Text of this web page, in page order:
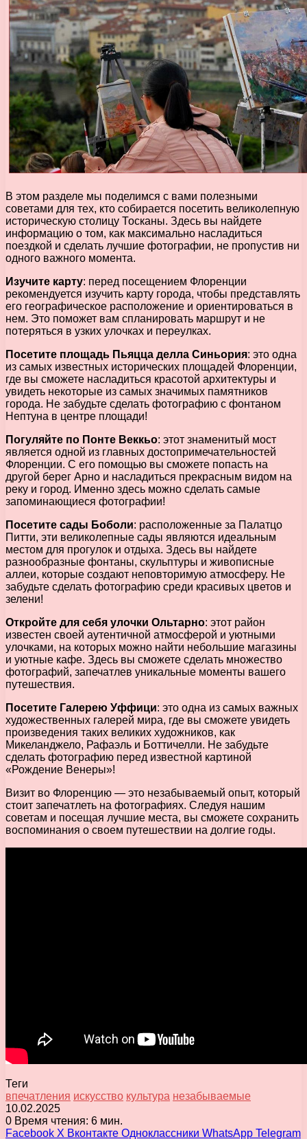
В этом разделе мы поделимся с вами полезными
советами для тех, кто собирается посетить великолепную
историческую столицу Тосканы. Здесь вы найдете
информацию о том, как максимально насладиться
поездкой и сделать лучшие фотографии, не пропустив ни
одного важного момента.
Изучите карту: перед посещением Флоренции
рекомендуется изучить карту города, чтобы представлять
его географическое расположение и ориентироваться в
нем. Это поможет вам спланировать маршрут и не
потеряться в узких улочках и переулках.
Посетите площадь Пьяцца делла Синьория: это одна
из самых известных исторических площадей Флоренции,
где вы сможете насладиться красотой архитектуры и
увидеть некоторые из самых значимых памятников
города. Не забудьте сделать фотографию с фонтаном
Нептуна в центре площади!
Погуляйте по Понте Веккьо: этот знаменитый мост
является одной из главных достопримечательностей
Флоренции. С его помощью вы сможете попасть на
другой берег Арно и насладиться прекрасным видом на
реку и город. Именно здесь можно сделать самые
запоминающиеся фотографии!
Посетите сады Боболи: расположенные за Палатцо
Питти, эти великолепные сады являются идеальным
местом для прогулок и отдыха. Здесь вы найдете
разнообразные фонтаны, скульптуры и живописные
аллеи, которые создают неповторимую атмосферу. Не
забудьте сделать фотографию среди красивых цветов и
зелени!
Откройте для себя улочки Ольтарно: этот район
известен своей аутентичной атмосферой и уютными
улочками, на которых можно найти небольшие магазины
и уютные кафе. Здесь вы сможете сделать множество
фотографий, запечатлев уникальные моменты вашего
путешествия.
Посетите Галерею Уффици: это одна из самых важных
художественных галерей мира, где вы сможете увидеть
произведения таких великих художников, как
Микеланджело, Рафаэль и Боттичелли. Не забудьте
сделать фотографию перед известной картиной
«Рождение Венеры»!
Визит во Флоренцию — это незабываемый опыт, который
стоит запечатлеть на фотографиях. Следуя нашим
советам и посещая лучшие места, вы сможете сохранить
воспоминания о своем путешествии на долгие годы.
Теги
впечатления искусство культура незабываемые
10.02.2025
0 Время чтения: 6 мин.
Facebook X Вконтакте Одноклассники WhatsApp Telegram